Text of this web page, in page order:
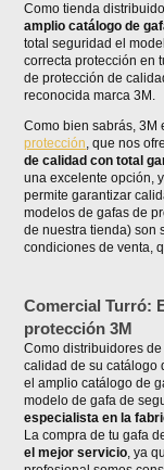
Como tienda
amplio catálogo de
total seguridad el
correcta protección en
de protección de
reconocida marca 3M.
Como bien sabrás,
protección, que nos
de calidad con total
una excelente opción,
permite garantizar
modelos de gafas de
de nuestra tienda) son
condiciones de venta,
Comercial Turró:
protección 3M
Como distribuidores
calidad de su catálogo
el amplio catálogo de
modelo de gafa de
especialista en la
La compra de tu gafa
el mejor servicio, ya